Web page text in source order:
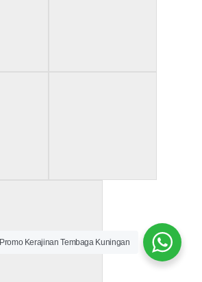
Promo Kerajinan Tembaga Kuningan